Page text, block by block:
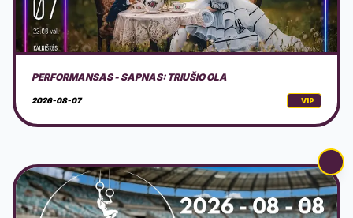
AVS NINDZĖ LIETUVA 2026 3 ETAPAS
2026-08-08 VIP